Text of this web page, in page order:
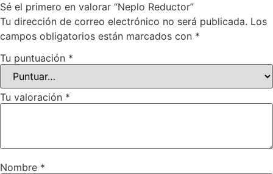
Sé el primero en valorar “Neplo Reductor”
Tu dirección de correo electrónico no será publicada. Los
campos obligatorios están marcados con *
Tu puntuación *
Tu valoración *
Nombre *